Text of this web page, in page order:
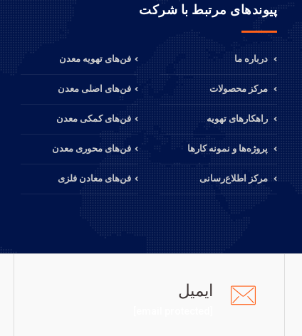
پیوندهای مرتبط با شرکت
درباره ما
مرکز محصولات
راهکارهای تهویه
پروژه‌ها و نمونه کارها
مرکز اطلاع‌رسانی
فن‌های تهویه معدن
فن‌های اصلی معدن
فن‌های کمکی معدن
فن‌های محوری معدن
فن‌های معادن فلزی
ایمیل